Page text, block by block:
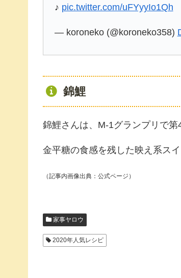
♪ pic.twitter.com/uFYyyIo1Qh
— koroneko (@koroneko358)
錦鯉
錦鯉さんは、M-1グランプリで第
金平糖の食感を残した映え系スイ
（記事内画像出典：公式ページ）
家事ヤロウ
2020年人気レシピ